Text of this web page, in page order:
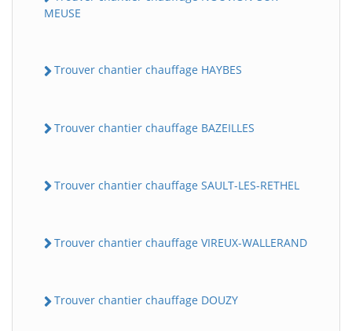
MEUSE
Trouver chantier chauffage HAYBES
Trouver chantier chauffage BAZEILLES
Trouver chantier chauffage SAULT-LES-RETHEL
Trouver chantier chauffage VIREUX-WALLERAND
Trouver chantier chauffage DOUZY